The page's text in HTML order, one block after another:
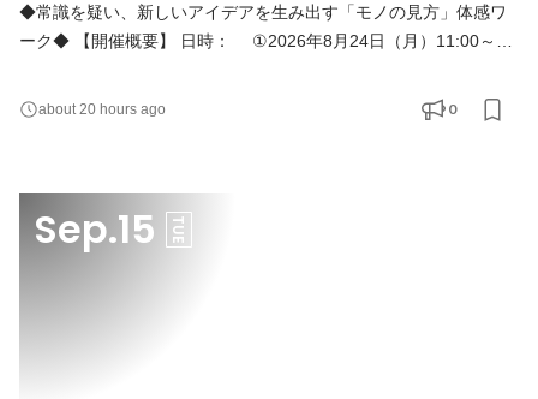
◆常識を疑い、新しいアイデアを生み出す「モノの見方」体感ワ
ーク◆ 【開催概要】 日時： ①2026年8月24日（月）11:00～
（火）13:00～15:00 場所：マインドフリー 大阪オフィス 服装：
私服 予約フォーム：https://meeting.eeasy.jp/mindfree/intern 【プ
説 ２．実践！グルー
about 20 hours ago 0
Sep.15 TUE